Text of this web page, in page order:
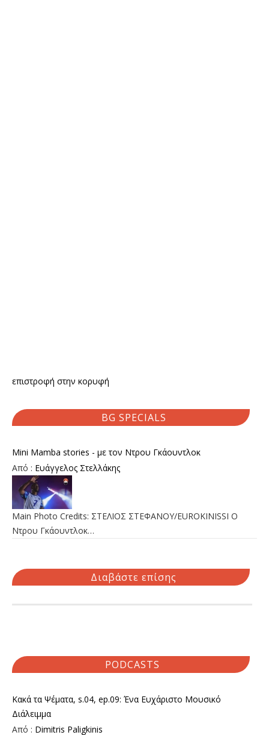
επιστροφή στην κορυφή
BG SPECIALS
Mini Mamba stories - με τον Ντρου Γκάουντλοκ
Από : Ευάγγελος Στελλάκης
Main Photo Credits: ΣΤΕΛΙΟΣ ΣΤΕΦΑΝΟΥ/EUROKINISSI Ο
Ντρου Γκάουντλοκ…
Διαβάστε επίσης
PODCASTS
Κακά τα Ψέματα, s.04, ep.09: Ένα Ευχάριστο Μουσικό
Διάλειμμα
Από : Dimitris Paligkinis